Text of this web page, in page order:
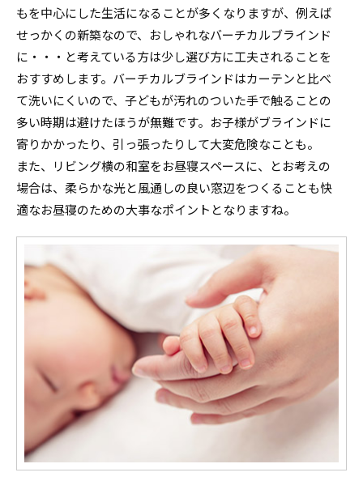
もを中心にした生活になることが多くなりますが、例えば
せっかくの新築なので、おしゃれなバーチカルブラインド
に・・・と考えている方は少し選び方に工夫されることを
おすすめします。バーチカルブラインドはカーテンと比べ
て洗いにくいので、子どもが汚れのついた手で触ることの
多い時期は避けたほうが無難です。お子様がブラインドに
寄りかかったり、引っ張ったりして大変危険なことも。
また、リビング横の和室をお昼寝スペースに、とお考えの
場合は、柔らかな光と風通しの良い窓辺をつくることも快
適なお昼寝のための大事なポイントとなりますね。